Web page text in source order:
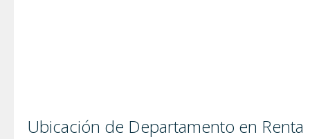
Ubicación de Departamento en Renta